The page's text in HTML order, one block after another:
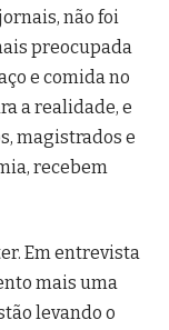
não foi
preocupada
e comida no
a realidade, e
magistrados e
recebem
Em entrevista
mais uma
levando o